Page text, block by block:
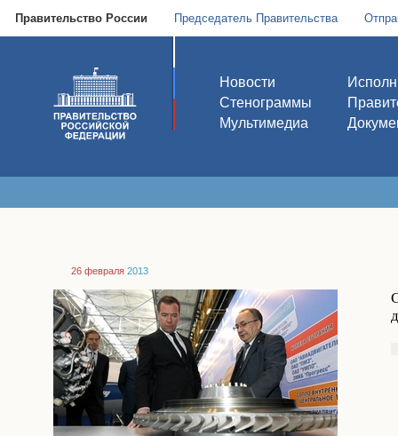
Правительство России Председатель Правительства
Новости
Стенограммы
Мультимедиа
26 февраля 2013